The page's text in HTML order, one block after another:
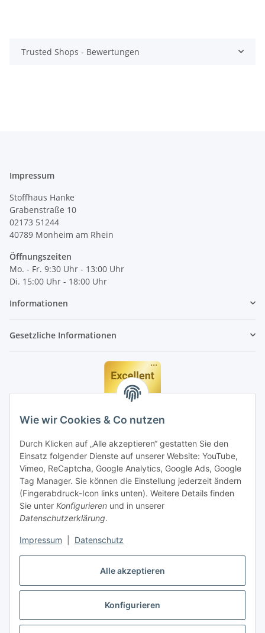
Alle akzeptieren
Konfigurieren
Wie wir Cookies & Co nutzen
Durch Klicken auf „Alle akzeptieren“ gestatten Sie den
Einsatz folgender Dienste auf unserer Website: YouTube,
Vimeo, ReCaptcha, Google Analytics, Google Ads, Google
Tag Manager. Sie können die Einstellung jederzeit ändern
(Fingerabdruck-Icon links unten). Weitere Details finden
Sie unter Konfigurieren und in unserer
Datenschutzerklärung.
Impressum Datenschutz
Trusted Shops - Bewertungen
Impressum
Stoffhaus Hanke
Grabenstraße 10
02173 51244
40789 Monheim am Rhein
Öffnungszeiten
Mo. - Fr. 9:30 Uhr - 13:00 Uhr
Di. 15:00 Uhr - 18:00 Uhr
Informationen
Gesetzliche Informationen
Vertrag widerrufen
* Alle Preise inkl. gesetzlicher MwSt., zzgl.Versand